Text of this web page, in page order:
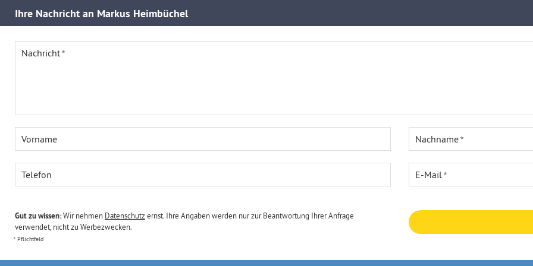
Ihre Nachricht an Markus Heimbüchel
Nachricht
Vorname Nachname
Telefon E-Mail
Gut zu wissen:Wir nehmen Datenschutzernst. Ihre Angaben werden nur zur Beantwortung Ihrer Anfrage
verwendet, nicht zu Werbezwecken.
Pflichtfeld